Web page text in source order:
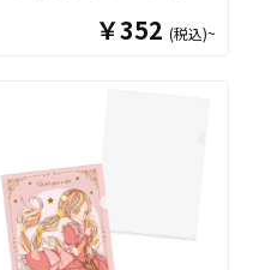
冷缶カバー（スタビーホル
ーズンはもちろん、さまざ
まなシーンで活躍するアイ
テムです。本体のカラーは
全9色ご用意しておりますの
で、お客様のイメージやデ
￥352 (税込)~